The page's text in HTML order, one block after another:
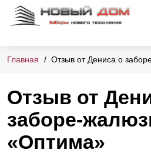
Главная Отзыв от Дениса о
Отзыв от
заборе-
«Оптима»